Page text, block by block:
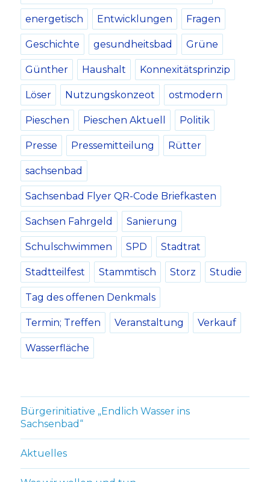
energetisch Entwicklungen Fragen
Geschichte gesundheitsbad Grüne
Günther Haushalt Konnexitätsprinzip
Löser Nutzungskonzeot ostmodern
Pieschen Pieschen Aktuell Politik
Presse Pressemitteilung Rütter
sachsenbad
Sachsenbad Flyer QR-Code Briefkasten
Sachsen Fahrgeld Sanierung
Schulschwimmen SPD Stadtrat
Stadtteilfest Stammtisch Storz Studie
Tag des offenen Denkmals
Termin; Treffen Veranstaltung Verkauf
Wasserfläche
Bürgerinitiative „Endlich Wasser ins
Sachsenbad“
Aktuelles